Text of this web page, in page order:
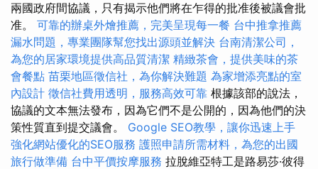
兩國政府間協議，只有揭示他們將在乍得的批准後被議會批
准。 可靠的辦桌外燴推薦，完美呈現每一餐 台中推拿推薦
漏水問題，專業團隊幫您找出源頭並解決 台南清潔公司，
為您的居家環境提供高品質清潔 精緻茶會，提供美味的茶
會餐點 苗栗地區徵信社，為你解決難題 為家增添亮點的室
內設計 徵信社費用透明，服務高效可靠 根據該部的說法，
協議的文本無法發布，因為它們不是公開的，因為他們的決
策性質直到提交議會。 Google SEO教學，讓你迅速上手
強化網站優化的SEO服務 護照申請所需材料，為您的出國
旅行做準備 台中平價按摩服務 拉脫維亞特工是路易莎·彼得